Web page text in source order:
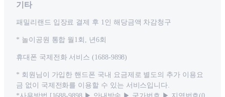
기타
패밀리랜드 입장료 결제 후 1인 해당금액 차감청구
* 놀이공원 통합 월1회, 년6회
휴대폰 국제전화 서비스 (1688-9898)
* 회원님이 가입한 핸드폰 국내 요금제로 별도의 추가 이용요
금 없이 국제전화를 이용할 수 있는 서비스입니다.